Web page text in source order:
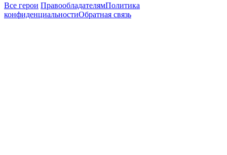
Все герои ПравообладателямПолитика
конфиденциальностиОбратная связь